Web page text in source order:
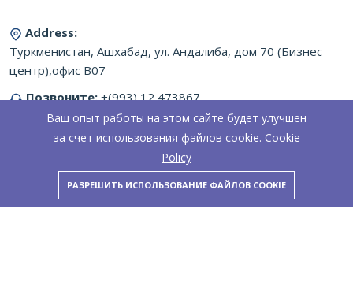
Address:
Туркменистан, Ашхабад, ул. Андалиба, дом 70 (Бизнес
центр),офис B07
Позвоните: +(993) 12 473867
Email: kirill.gorodnov@gmail.com
9:00-18:00 Пон - Пятн
Ваш опыт работы на этом сайте будет улучшен
за счет использования файлов cookie. Cookie
Policy
РАЗРЕШИТЬ ИСПОЛЬЗОВАНИЕ ФАЙЛОВ COOKIE